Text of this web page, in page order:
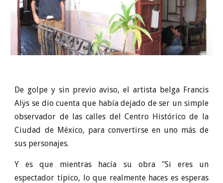
De golpe y sin previo aviso, el artista belga Francis
Alÿs se dio cuenta que había dejado de ser un simple
observador de las calles del Centro Histórico de la
Ciudad de México, para convertirse en uno más de
sus personajes.
Y es que mientras hacía su obra "Si eres un
espectador típico, lo que realmente haces es esperas